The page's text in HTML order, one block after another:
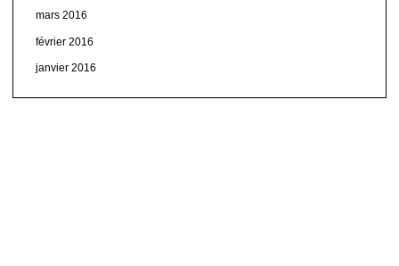
mars 2016
février 2016
janvier 2016